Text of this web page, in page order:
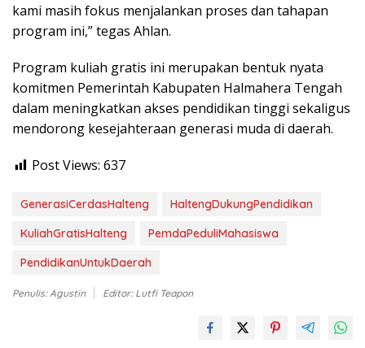
kami masih fokus menjalankan proses dan tahapan
program ini,” tegas Ahlan.
Program kuliah gratis ini merupakan bentuk nyata
komitmen Pemerintah Kabupaten Halmahera Tengah
dalam meningkatkan akses pendidikan tinggi sekaligus
mendorong kesejahteraan generasi muda di daerah.
Post Views: 637
GenerasiCerdasHalteng
HaltengDukungPendidikan
KuliahGratisHalteng
PemdaPeduliMahasiswa
PendidikanUntukDaerah
Penulis: Agustin Editor: Lutfi Teapon